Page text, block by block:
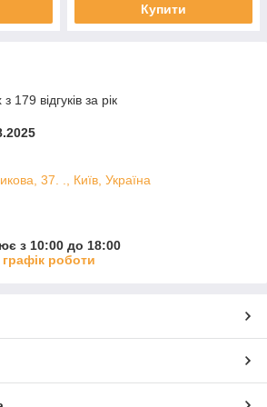
Купити
179 відгуків за рік
37. ., Київ, Україна
з 10:00 до 18:00
роботи